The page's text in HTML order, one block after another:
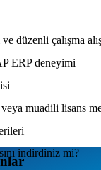
düzenli çalışma
ERP deneyimi
muadili lisans
indirdiniz mi?